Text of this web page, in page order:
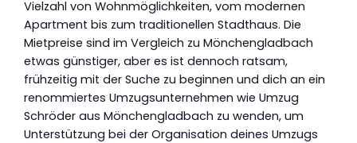
Vielzahl von Wohnmöglichkeiten, vom modernen
Apartment bis zum traditionellen Stadthaus. Die
Mietpreise sind im Vergleich zu Mönchengladbach
etwas günstiger, aber es ist dennoch ratsam,
frühzeitig mit der Suche zu beginnen und dich an ein
renommiertes Umzugsunternehmen wie Umzug
Schröder aus Mönchengladbach zu wenden, um
Unterstützung bei der Organisation deines Umzugs